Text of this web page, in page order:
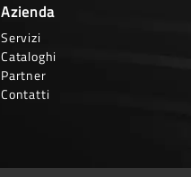
Azienda
Servizi
Cataloghi
Partner
Contatti